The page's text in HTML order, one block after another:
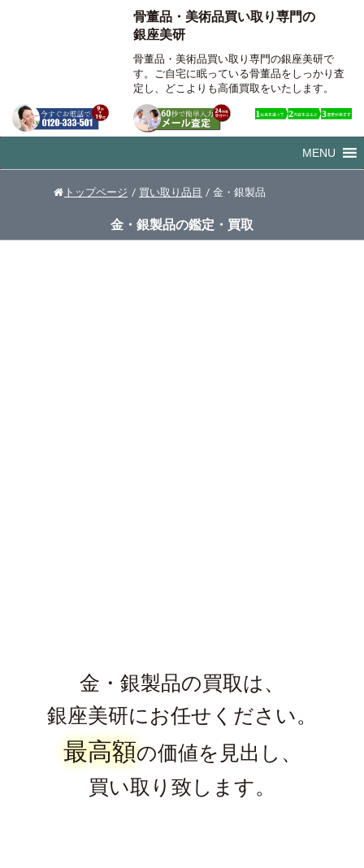
骨董品・美術品買い取り専門の
銀座美研
骨董品・美術品買い取り専門の銀座美研で
す。ご自宅に眠っている骨董品をしっかり査
定し、どこよりも高価買取をいたします。
ン
ツ
へ
MENU
トップページ / 買い取り品目 / 金・銀製品
金・銀製品の鑑定・買取
金・銀製品の買取は、
銀座美研にお任せください。
最高額の価値を見出し、
買い取り致します。